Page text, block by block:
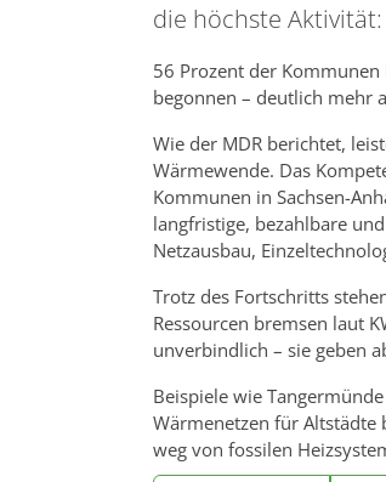
die höchste Aktivität:
56 Prozent der
begonnen – deutlich mehr
Wie der MDR berichtet,
Wärmewende. Das
Kommunen in Sachsen-
langfristige, bezahlbare
Netzausbau,
Trotz des Fortschritts
Ressourcen bremsen laut
unverbindlich – sie geben
Beispiele wie
Wärmenetzen für Altstädte
weg von fossilen